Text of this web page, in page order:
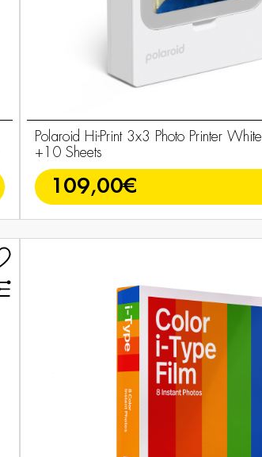
Polaroid Hi-Print 3x3 Photo Printer White
+10 Sheets
109,00€